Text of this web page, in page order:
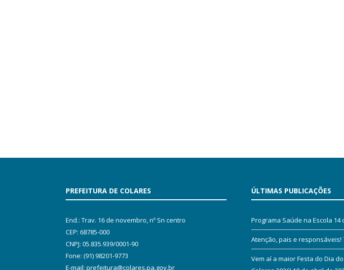
PREFEITURA DE COLARES
End.: Trav. 16 de novembro, nº Sn centro
CEP: 68785-000
CNPJ: 05.835.939/0001-90
Fone: (91) 98201-9773
E-mail: prefeitura@colares.pa.gov.br
ÚLTIMAS PUBLICAÇÕES
Programa Saúde na Escola 14
Atenção, pais e responsáveis!
Vem aí a maior Festa do Dia